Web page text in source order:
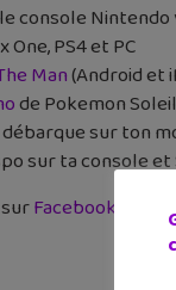
console
PS4 et PC
Man(Android et
de Pokemon
débarque sur ton
sur ta console
Facebook